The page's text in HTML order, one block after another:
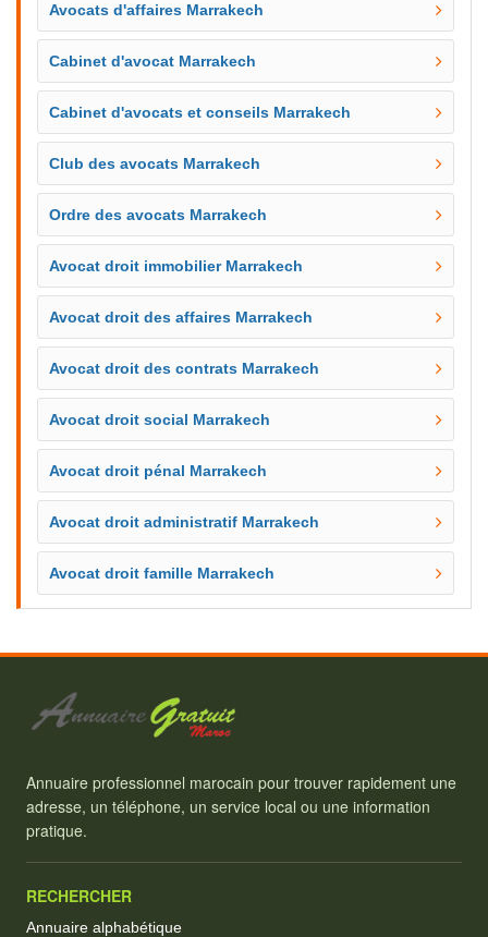
Avocats d'affaires Marrakech
Cabinet d'avocat Marrakech
Cabinet d'avocats et conseils Marrakech
Club des avocats Marrakech
Ordre des avocats Marrakech
Avocat droit immobilier Marrakech
Avocat droit des affaires Marrakech
Avocat droit des contrats Marrakech
Avocat droit social Marrakech
Avocat droit pénal Marrakech
Avocat droit administratif Marrakech
Avocat droit famille Marrakech
Annuaire professionnel marocain pour trouver rapidement une
adresse, un téléphone, un service local ou une information
pratique.
RECHERCHER
Annuaire alphabétique